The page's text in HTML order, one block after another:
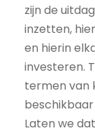
zijn de
inzetten,
en hierin
investeren.
termen van
Laten we